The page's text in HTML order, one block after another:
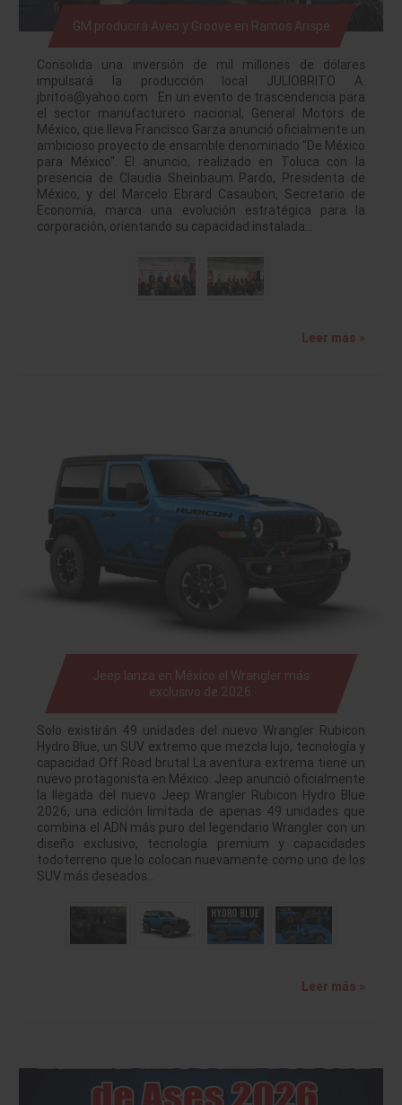
GM producirá Aveo y Groove en Ramos Arispe
Consolida una inversión de mil millones de dólares
impulsará la producción local JULIOBRITO A.
jbritoa@yahoo.com En un evento de trascendencia para
el sector manufacturero nacional, General Motors de
México, que lleva Francisco Garza anunció oficialmente un
ambicioso proyecto de ensamble denominado "De México
para México". El anuncio, realizado en Toluca con la
presencia de Claudia Sheinbaum Pardo, Presidenta de
México, y del Marcelo Ebrard Casaubon, Secretario de
Economía, marca una evolución estratégica para la
corporación, orientando su capacidad instalada…
Leer más »
Jeep lanza en México el Wrangler más
exclusivo de 2026.
Solo existirán 49 unidades del nuevo Wrangler Rubicon
Hydro Blue, un SUV extremo que mezcla lujo, tecnología y
capacidad Off Road brutal La aventura extrema tiene un
nuevo protagonista en México. Jeep anunció oficialmente
la llegada del nuevo Jeep Wrangler Rubicon Hydro Blue
2026, una edición limitada de apenas 49 unidades que
combina el ADN más puro del legendario Wrangler con un
diseño exclusivo, tecnología premium y capacidades
todoterreno que lo colocan nuevamente como uno de los
SUV más deseados…
Leer más »